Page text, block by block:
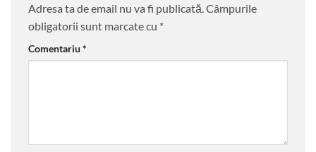
Adresa ta de email nu va fi publicată. Câmpurile
obligatorii sunt marcate cu *
Comentariu *